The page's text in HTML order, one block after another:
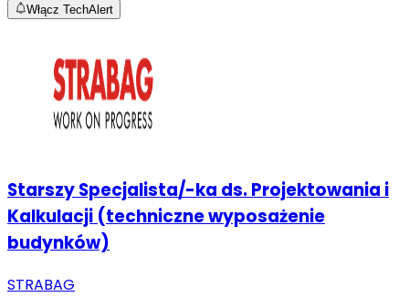
Włącz TechAlert
Starszy Specjalista/-ka ds. Projektowania i
Kalkulacji (techniczne wyposażenie
budynków)
STRABAG